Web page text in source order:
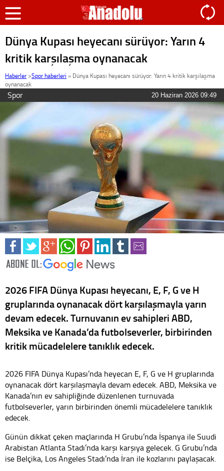
Dünya Kupası heyecanı sürüyor: Yarın 4
kritik karşılaşma oynanacak
Haberler >Spor haberleri » Dünya Kupası heyecanı sürüyor: Yarın 4 kritik karşılaşma
oynanacak
Spor 20 Haziran 2026 09:49
2026 FIFA Dünya Kupası heyecanı, E, F, G ve H
gruplarında oynanacak dört karşılaşmayla yarın
devam edecek. Turnuvanın ev sahipleri ABD,
Meksika ve Kanada’da futbolseverler, birbirinden
kritik mücadelelere tanıklık edecek.
2026 FIFA Dünya Kupası’nda heyecan E, F, G ve H gruplarında
oynanacak dört karşılaşmayla devam edecek. ABD, Meksika ve
Kanada’nın ev sahipliğinde düzenlenen turnuvada
futbolseverler, yarın birbirinden önemli mücadelelere tanıklık
edecek.
Günün dikkat çeken maçlarında H Grubu’nda İspanya ile Suudi
Arabistan Atlanta Stadı’nda karşı karşıya gelecek. G Grubu’nda
ise Belçika, Los Angeles Stadı’nda İran ile kozlarını paylaşacak.